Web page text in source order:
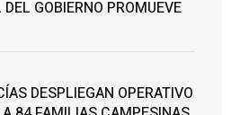
GOBIERNO PROMUEVE
DESPLIEGAN OPERATIVO